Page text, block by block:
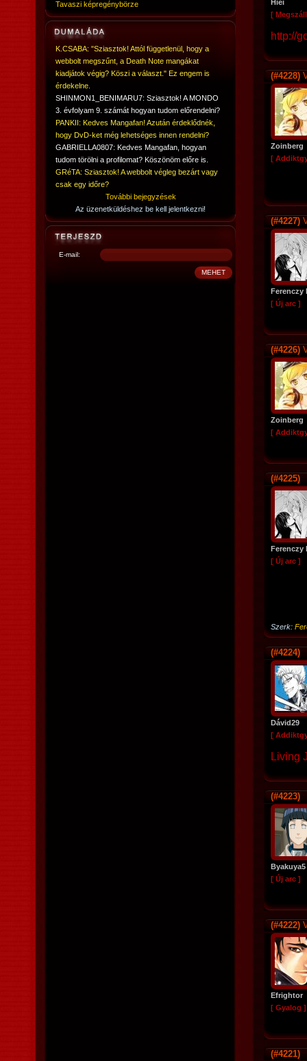
Tavaszi képregénybörze
K.CSABA: "Sziasztok! Attól függetlenül, hogy a
webbolt megszűnt, a Death Note mangákat
kiadjátok végig? Köszi a választ." Ez engem is
érdekelne.
SHINMON1_BENIMARU7: Sziasztok! A MONDO
3. évfolyam 9. számát hogyan tudom előrendelni?
PANKII: Kedves Mangafan! Azután érdeklődnék,
hogy DvD-ket még lehetséges innen rendelni?
GABRIELLA0807: Kedves Mangafan, hogyan
tudom törölni a profilomat? Köszönöm előre is.
GRéTA: Sziasztok! A webbolt végleg bezárt vagy
csak egy időre?
További bejegyzések
Az üzenetküldéshez be kell jelentkezni!
E-mail:
Hiei
[
http://
(#4228)
Zoinberg
[
(#4227)
Ferenczy
[ Új arc ]
(#4226)
Zoinberg
[
(#4225)
Ferenczy
[ Új arc ]
Szerk:
(#4224)
Dávid29
[
Living
(#4223)
Byakuya5
[ Új arc ]
(#4222)
Efrightor
[ Gyalog ]
(#4221)